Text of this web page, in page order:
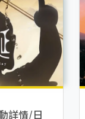
詳情/日